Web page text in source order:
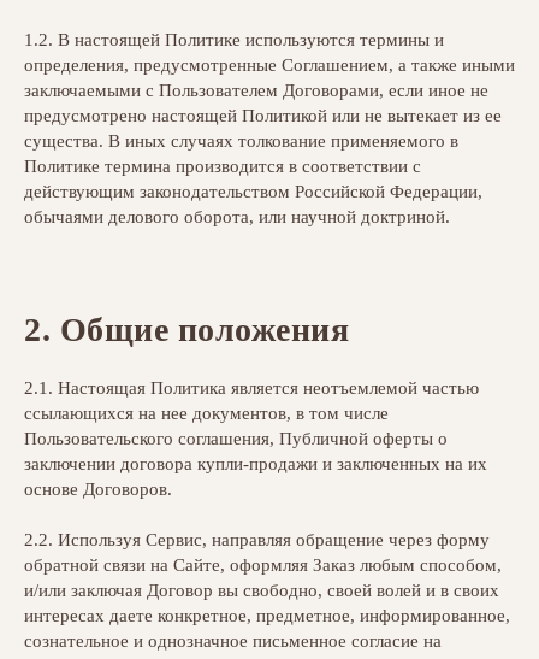
1.2. В настоящей Политике используются термины и
определения, предусмотренные Соглашением, а также иными
заключаемыми с Пользователем Договорами, если иное не
предусмотрено настоящей Политикой или не вытекает из ее
существа. В иных случаях толкование применяемого в
Политике термина производится в соответствии с
действующим законодательством Российской Федерации,
обычаями делового оборота, или научной доктриной.
2. Общие положения
2.1. Настоящая Политика является неотъемлемой частью
ссылающихся на нее документов, в том числе
Пользовательского соглашения, Публичной оферты о
заключении договора купли-продажи и заключенных на их
основе Договоров.
2.2. Используя Сервис, направляя обращение через форму
обратной связи на Сайте, оформляя Заказ любым способом,
и/или заключая Договор вы свободно, своей волей и в своих
интересах даете конкретное, предметное, информированное,
сознательное и однозначное письменное согласие на